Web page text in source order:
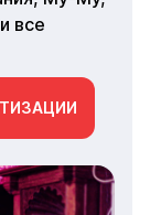
все